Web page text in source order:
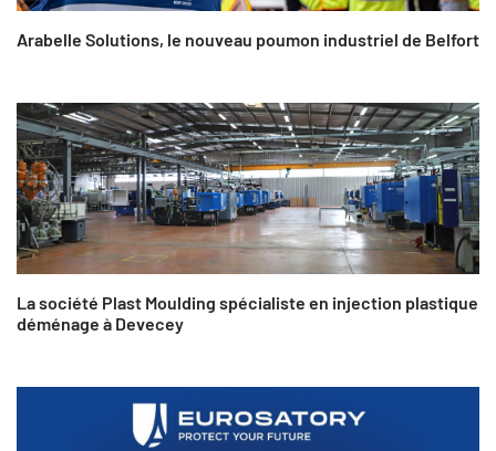
Arabelle Solutions, le nouveau poumon industriel de Belfort
La société Plast Moulding spécialiste en injection plastique
déménage à Devecey